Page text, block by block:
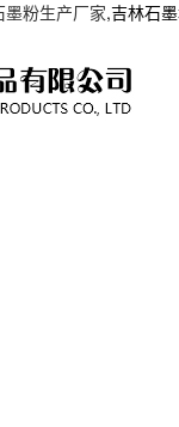
墨粉生产厂家,吉林石